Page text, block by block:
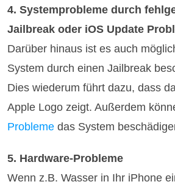
4. Systemprobleme durch
Jailbreak oder iOS Update
Darüber hinaus ist es auch
System durch einen Jailbreak
Dies wiederum führt dazu, dass
Apple Logo zeigt. Außerdem
Probleme das System
5. Hardware-Probleme
Wenn z.B. Wasser in Ihr iPhone